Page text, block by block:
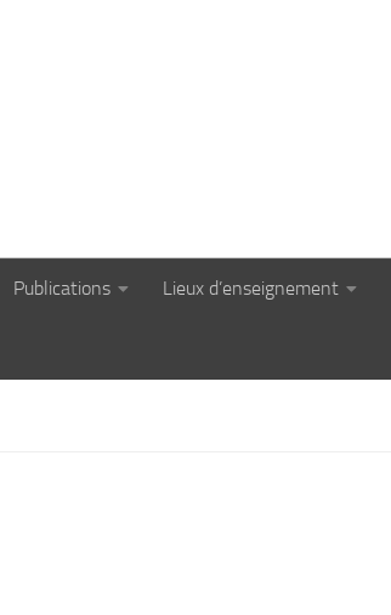
Publications Lieux d’enseignement